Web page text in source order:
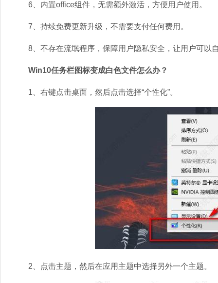
6、内置office组件，无需额外激活，方便用户使用。
7、持续免费更新升级，不需要支付任何费用。
8、不存在流氓程序，保障用户隐私安全，让用户可以
Win10任务栏图标变成白色文件怎么办？
1、右键点击桌面，然后点击选择“个性化”。
2、点击主题，然后在应用主题中选择另外一个主题。